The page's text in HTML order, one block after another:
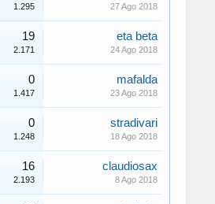
1.295 27 Ago 2018
19
2.171
eta beta
24 Ago 2018
0
1.417
mafalda
23 Ago 2018
0
1.248
stradivari
18 Ago 2018
16
2.193
claudiosax
8 Ago 2018